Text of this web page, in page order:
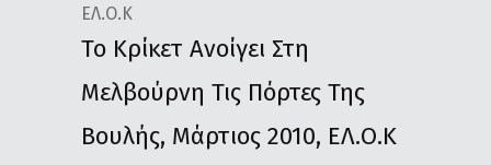
ΕΛ.Ο.Κ
Το Κρίκετ Ανοίγει Στη
Μελβούρνη Τις Πόρτες Της
Βουλής, Μάρτιος 2010, ΕΛ.Ο.Κ